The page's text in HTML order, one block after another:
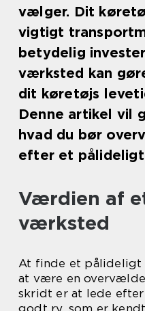
vælger. Dit
vigtigt
betydelig
værksted kan
dit køretøjs
Denne artikel vil
hvad du bør
efter et
Værdien af
værksted
At finde et pålideligt
at være en
skridt er at lede
godt ry, som er